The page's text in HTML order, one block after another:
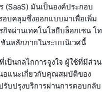
(SaaS) มันเป็นองค์ประกอบ
อบคลุมซึ่งออกแบบมาเพื่อเพิ่ม
จผ่านเทคโนโลยีบล็อกเชน โท
นหลักภายในระบบนิเวศนี้
ป็นกลไกการจูงใจ ผู้ใช้ที่มีส่วน
อแนะเกี่ยวกับคุณสมบัติของ
บปรุงบริการผ่านการตอบกลับ